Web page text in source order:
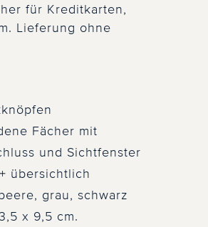
für Kreditkarten,
Lieferung ohne
Fächer mit
und Sichtfenster
übersichtlich
grau, schwarz
x 9,5 cm.